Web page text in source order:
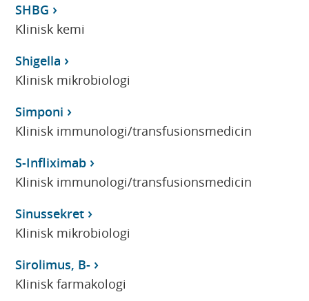
SHBG
Klinisk kemi
Shigella
Klinisk mikrobiologi
Simponi
Klinisk immunologi/transfusionsmedicin
S-Infliximab
Klinisk immunologi/transfusionsmedicin
Sinussekret
Klinisk mikrobiologi
Sirolimus, B-
Klinisk farmakologi